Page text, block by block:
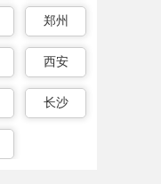
郑州
西安
长沙